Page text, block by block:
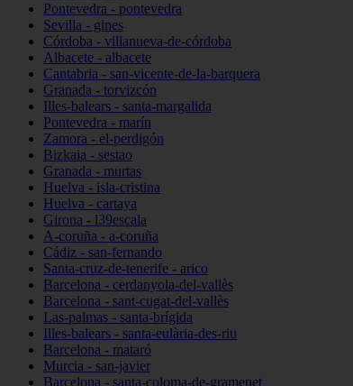
Pontevedra - pontevedra
Sevilla - gines
Córdoba - villanueva-de-córdoba
Albacete - albacete
Cantabria - san-vicente-de-la-barquera
Granada - torvizcón
Illes-balears - santa-margalida
Pontevedra - marín
Zamora - el-perdigón
Bizkaia - sestao
Granada - murtas
Huelva - isla-cristina
Huelva - cartaya
Girona - l39escala
A-coruña - a-coruña
Cádiz - san-fernando
Santa-cruz-de-tenerife - arico
Barcelona - cerdanyola-del-vallès
Barcelona - sant-cugat-del-vallès
Las-palmas - santa-brígida
Illes-balears - santa-eulària-des-riu
Barcelona - mataró
Murcia - san-javier
Barcelona - santa-coloma-de-gramenet